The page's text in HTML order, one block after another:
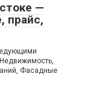
—
прайс,
Фасадные